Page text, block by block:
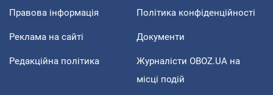
Правова інформація Політика конфіденційності
Реклама на сайті Документи
Редакційна політика
Журналісти OBOZ.UA на
місці подій